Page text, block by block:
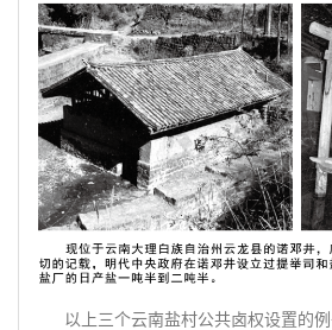
以上三个云南盐村公共卤权设置的例